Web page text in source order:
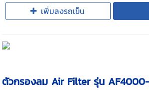
เพิ่มลงรถเข็น
ตัวกรองลม Air Filter รุ่น